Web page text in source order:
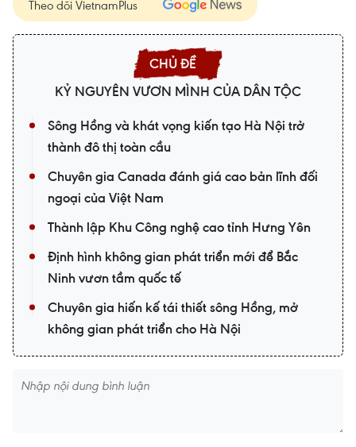
Theo dõi VietnamPlus
KỶ NGUYÊN VƯƠN MÌNH CỦA DÂN TỘC
Sông Hồng và khát vọng kiến tạo Hà Nội trở
thành đô thị toàn cầu
Chuyên gia Canada đánh giá cao bản lĩnh đối
ngoại của Việt Nam
Thành lập Khu Công nghệ cao tỉnh Hưng Yên
Định hình không gian phát triển mới để Bắc
Ninh vươn tầm quốc tế
Chuyên gia hiến kế tái thiết sông Hồng, mở
không gian phát triển cho Hà Nội